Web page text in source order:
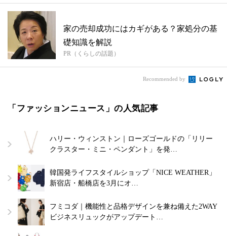
家の売却成功にはカギがある？家処分の基
礎知識を解説
PR（くらしの話題）
Recommended by
「ファッションニュース」の人気記事
ハリー・ウィンストン｜ローズゴールドの「リリー
クラスター・ミニ・ペンダント」を発…
韓国発ライフスタイルショップ「NICE WEATHER」
新宿店・船橋店を3月にオ…
フミコダ｜機能性と品格デザインを兼ね備えた2WAY
ビジネスリュックがアップデート…